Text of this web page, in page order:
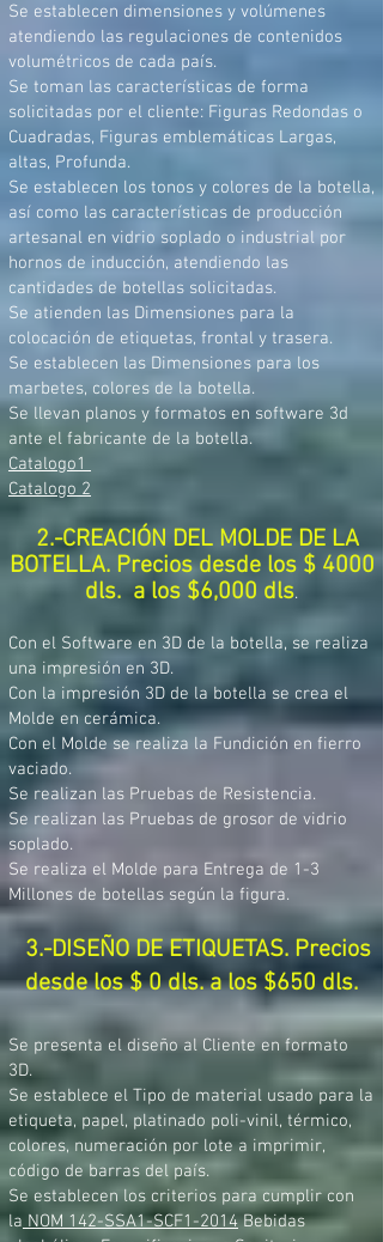
Se establecen dimensiones y volúmenes
atendiendo las regulaciones de contenidos
volumétricos de cada país.
Se toman las características de forma
solicitadas por el cliente: Figuras Redondas o
Cuadradas, Figuras emblemáticas Largas,
altas, Profunda.
Se establecen los tonos y colores de la botella,
así como las características de producción
artesanal en vidrio soplado o industrial por
hornos de inducción, atendiendo las
cantidades de botellas solicitadas.
Se atienden las Dimensiones para la
colocación de etiquetas, frontal y trasera.
Se establecen las Dimensiones para los
marbetes, colores de la botella.
Se llevan planos y formatos en software 3d
ante el fabricante de la botella.
Catalogo1
Catalogo 2
2.-CREACIÓN DEL MOLDE DE LA
BOTELLA. Precios desde los $ 4000
dls. a los $6,000 dls.
Con el Software en 3D de la botella, se realiza
una impresión en 3D.
Con la impresión 3D de la botella se crea el
Molde en cerámica.
Con el Molde se realiza la Fundición en fierro
vaciado.
Se realizan las Pruebas de Resistencia.
Se realizan las Pruebas de grosor de vidrio
soplado.
Se realiza el Molde para Entrega de 1-3
Millones de botellas según la figura.
3.-DISEÑO DE ETIQUETAS. Precios
desde los $ 0 dls. a los $650 dls.
Se presenta el diseño al Cliente en formato
3D.
Se establece el Tipo de material usado para la
etiqueta, papel, platinado poli-vinil, térmico,
colores, numeración por lote a imprimir,
código de barras del país.
Se establecen los criterios para cumplir con
la NOM 142-SSA1-SCF1-2014Bebidas